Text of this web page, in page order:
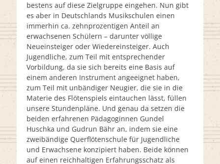
bestens auf diese Zielgruppe eingehen. Nun gibt
es aber in Deutschlands Musikschulen einen
immerhin ca. zehnprozentigen Anteil an
erwachsenen Schülern – darunter völlige
Neueinsteiger oder Wiedereinsteiger. Auch
Jugendliche, zum Teil mit entsprechender
Vorbildung, da sie sich bereits eine Basis auf
einem anderen Instrument angeeignet haben,
zum Teil mit unbändiger Neugier, die sie in die
Materie des Flötenspiels eintauchen lässt, füllen
unsere Stundenpläne. Und genau da setzen die
beiden erfahrenen Pädagoginnen Gundel
Huschka und Gudrun Bähr an, indem sie eine
zweibändige Querflötenschule für Jugendliche
und Erwachsene konzipiert haben. Beide können
auf einen reichhaltigen Erfahrungsschatz als